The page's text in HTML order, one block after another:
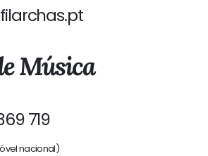
Música
719
nacional)